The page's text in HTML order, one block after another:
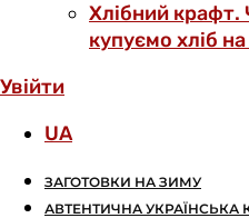
Хлібний крафт.
купуємо хліб на
Увійти
UA
ЗАГОТОВКИ НА ЗИМУ
АВТЕНТИЧНА УКРАЇНСЬКА